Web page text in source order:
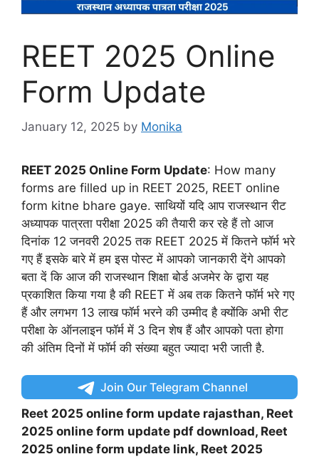
REET 2025 Online
Form Update
January 12, 2025 by Monika
REET 2025 Online Form Update: How many
forms are filled up in REET 2025, REET online
form kitne bhare gaye. साथियों यदि आप राजस्थान रीट
अध्यापक पात्रता परीक्षा 2025 की तैयारी कर रहे हैं तो आज
दिनांक 12 जनवरी 2025 तक REET 2025 में कितने फॉर्म भरे
गए हैं इसके बारे में हम इस पोस्ट में आपको जानकारी देंगे आपको
बता दें कि आज की राजस्थान शिक्षा बोर्ड अजमेर के द्वारा यह
प्रकाशित किया गया है की REET में अब तक कितने फॉर्म भरे गए
हैं और लगभग 13 लाख फॉर्म भरने की उम्मीद है क्योंकि अभी रीट
परीक्षा के ऑनलाइन फॉर्म में 3 दिन शेष हैं और आपको पता होगा
की अंतिम दिनों में फॉर्म की संख्या बहुत ज्यादा भरी जाती है.
Join Our Telegram Channel
Reet 2025 online form update rajasthan, Reet
2025 online form update pdf download, Reet
2025 online form update link, Reet 2025